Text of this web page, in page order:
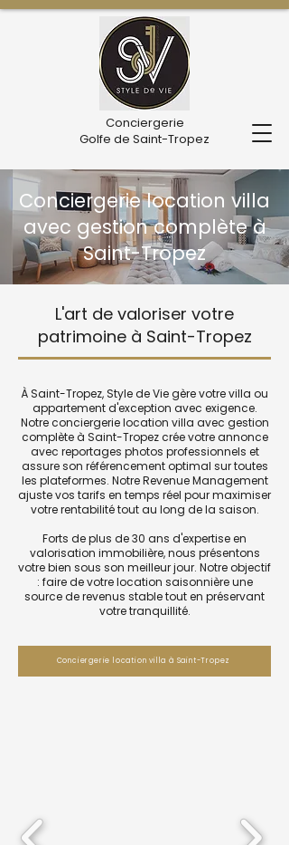
Conciergerie
Golfe de Saint-Tropez
Conciergerie location villa
avec gestion complète à
Saint-Tropez
L'art de valoriser votre
patrimoine à Saint-Tropez
À Saint-Tropez, Style de Vie gère votre villa ou
appartement d'exception avec exigence.
Notre conciergerie location villa avec gestion
complète à Saint-Tropez crée votre annonce
avec reportages photos professionnels et
assure son référencement optimal sur toutes
les plateformes. Notre Revenue Management
ajuste vos tarifs en temps réel pour maximiser
votre rentabilité tout au long de la saison.
Forts de plus de 30 ans d'expertise en
valorisation immobilière, nous présentons
votre bien sous son meilleur jour. Notre objectif
: faire de votre location saisonnière une
source de revenus stable tout en préservant
votre tranquillité.
Conciergerie location villa à Saint-Tropez